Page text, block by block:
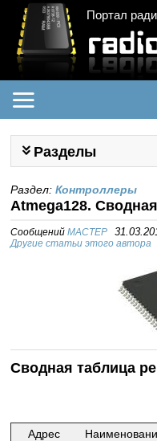
Портал
Разделы
Раздел:Контроллеры
Atmega128.
СообщенийMACTEP
Другие статьи этого автора
Сводная таблица
Адрес